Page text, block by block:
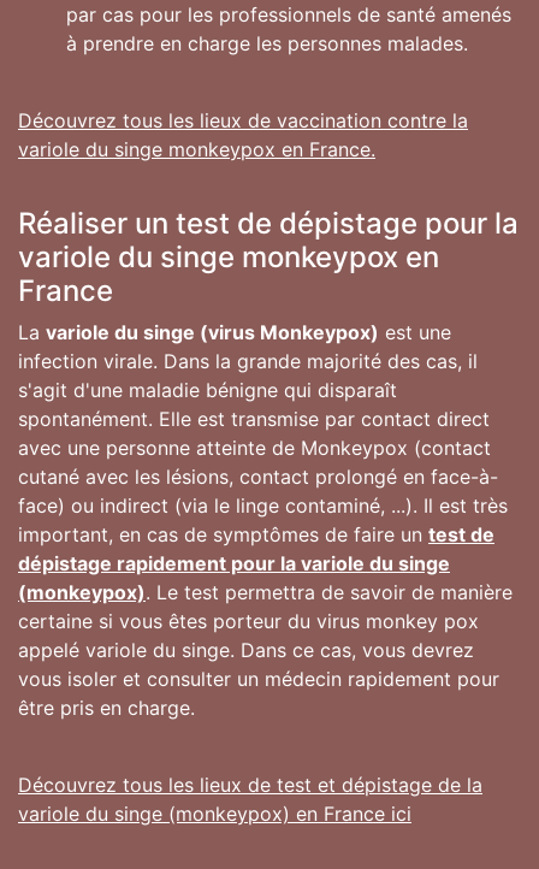
par cas pour les professionnels de santé amenés
à prendre en charge les personnes malades.
Découvrez tous les lieux de vaccination contre la
variole du singe monkeypox en France.
Réaliser un test de dépistage pour la
variole du singe monkeypox en
France
La variole du singe (virus Monkeypox) est une
infection virale. Dans la grande majorité des cas, il
s'agit d'une maladie bénigne qui disparaît
spontanément. Elle est transmise par contact direct
avec une personne atteinte de Monkeypox (contact
cutané avec les lésions, contact prolongé en face-à-
face) ou indirect (via le linge contaminé, ...). Il est très
important, en cas de symptômes de faire un test de
dépistage rapidement pour la variole du singe
(monkeypox). Le test permettra de savoir de manière
certaine si vous êtes porteur du virus monkey pox
appelé variole du singe. Dans ce cas, vous devrez
vous isoler et consulter un médecin rapidement pour
être pris en charge.
Découvrez tous les lieux de test et dépistage de la
variole du singe (monkeypox) en France ici